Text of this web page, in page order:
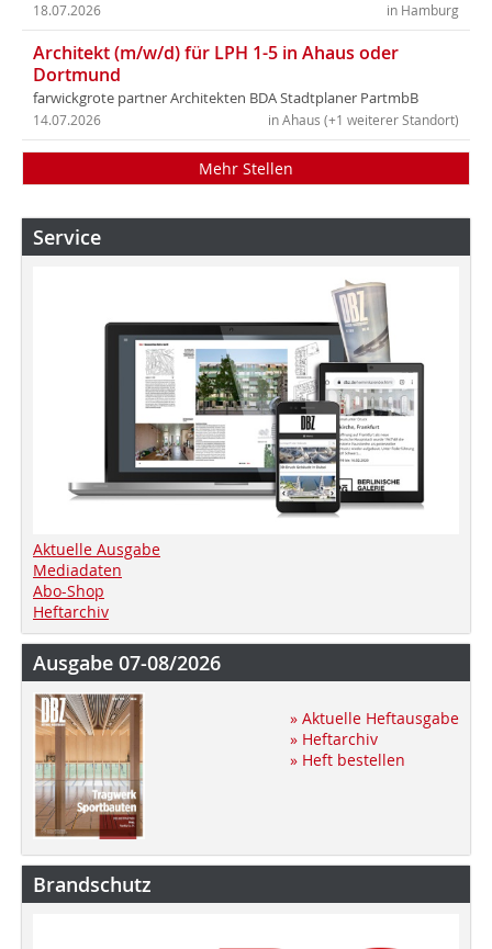
in Hamburg
18.07.2026
Architekt (m/w/d) für LPH 1-5 in Ahaus oder
Dortmund
farwickgrote partner Architekten BDA Stadtplaner PartmbB
in Ahaus (+1 weiterer Standort)
14.07.2026
Mehr Stellen
Service
Aktuelle Ausgabe
Mediadaten
Abo-Shop
Heftarchiv
Ausgabe 07-08/2026
» Aktuelle Heftausgabe
» Heftarchiv
» Heft bestellen
Brandschutz